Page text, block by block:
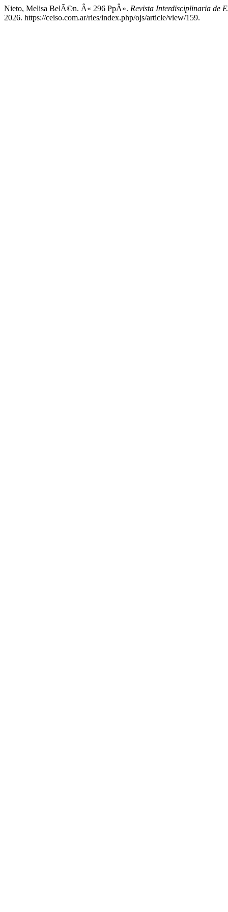
Nieto, Melisa BelÃ©n. Â« 296 PpÂ». Revista Interdisciplinaria de
2026. https://ceiso.com.ar/ries/index.php/ojs/article/view/159.